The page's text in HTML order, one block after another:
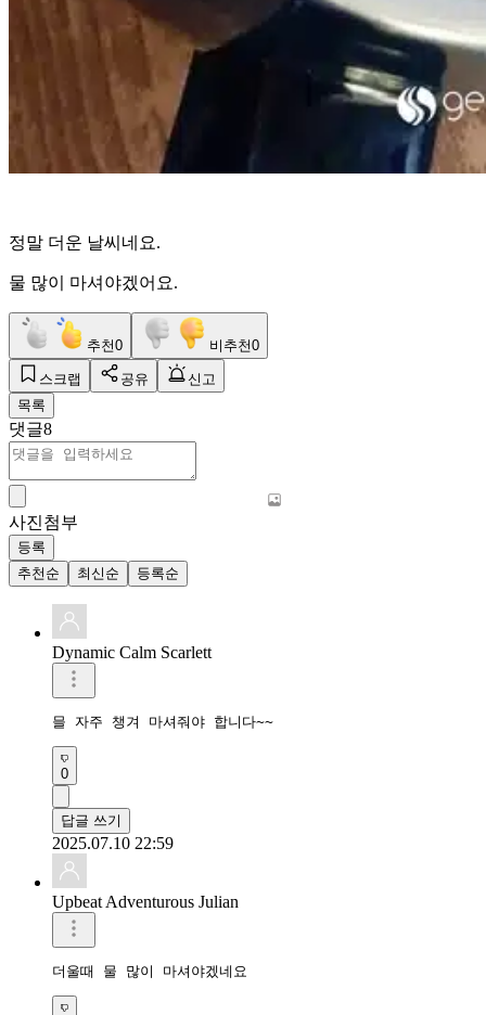
정말 더운 날씨네요.
물 많이 마셔야겠어요.
추천0 비추천0
스크랩 공유
신고
목록
댓글8
사진첨부
등록
추천순
최신순 등록순
Dynamic Calm Scarlett
믈 자주 챙겨 마셔줘야 합니다~~
0
답글 쓰기
2025.07.10 22:59
Upbeat Adventurous Julian
더울때 물 많이 마셔야겠네요